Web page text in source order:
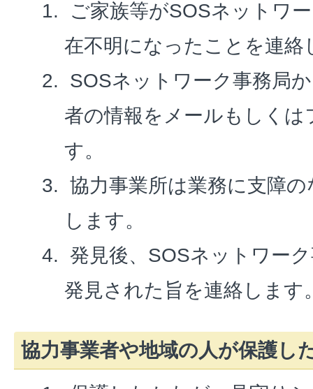
ご家族等がSOSネットワ
在不明になったことを連絡
SOSネットワーク事務局
者の情報をメールもしく
す。
協力事業所は業務に支障
します。
発見後、SOSネットワー
発見された旨を連絡します
協力事業者や地域の人が保護し